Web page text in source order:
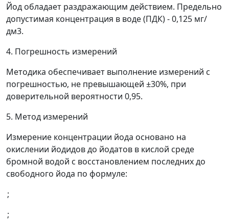
Йод обладает раздражающим действием. Предельно
допустимая концентрация в воде (ПДК) - 0,125 мг/
дм3.
4. Погрешность измерений
Методика обеспечивает выполнение измерений с
погрешностью, не превышающей ±30%, при
доверительной вероятности 0,95.
5. Метод измерений
Измерение концентрации йода основано на
окислении йодидов до йодатов в кислой среде
бромной водой с восстановлением последних до
свободного йода по формуле:
;
;